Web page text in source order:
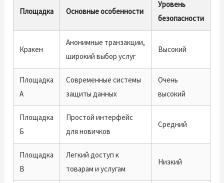
Площадка Основные особенности
Уровень
безопасности
Кракен
Анонимные транзакции,
широкий выбор услуг
Высокий
Площадка
А
Современные системы
защиты данных
Очень
высокий
Площадка
Б
Простой интерфейс
для новичков
Средний
Площадка
В
Легкий доступ к
товарам и услугам
Низкий